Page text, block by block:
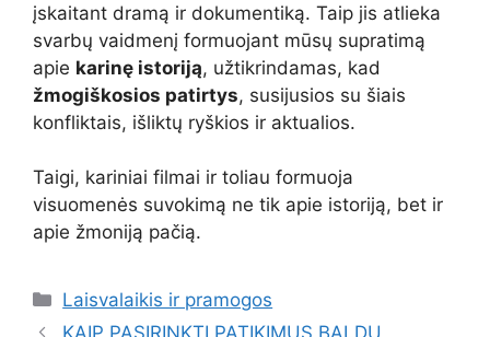
įskaitant dramą ir dokumentiką. Taip jis atlieka
svarbų vaidmenį formuojant mūsų supratimą
apie karinę istoriją, užtikrindamas, kad
žmogiškosios patirtys, susijusios su šiais
konfliktais, išliktų ryškios ir aktualios.
Taigi, kariniai filmai ir toliau formuoja
visuomenės suvokimą ne tik apie istoriją, bet ir
apie žmoniją pačią.
Kategorijos
Laisvalaikis ir pramogos